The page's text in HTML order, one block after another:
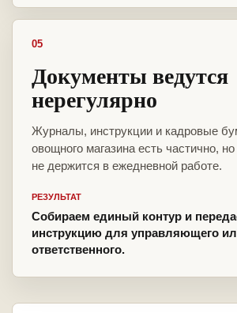
05
Документы ведутся
нерегулярно
Журналы, инструкции и кадровые
овощного магазина есть частично,
не держится в ежедневной работе.
РЕЗУЛЬТАТ
Собираем единый контур и
инструкцию для управляющего
ответственного.